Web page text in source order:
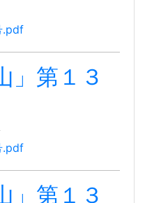
.pdf
」第１３
.pdf
」第１３